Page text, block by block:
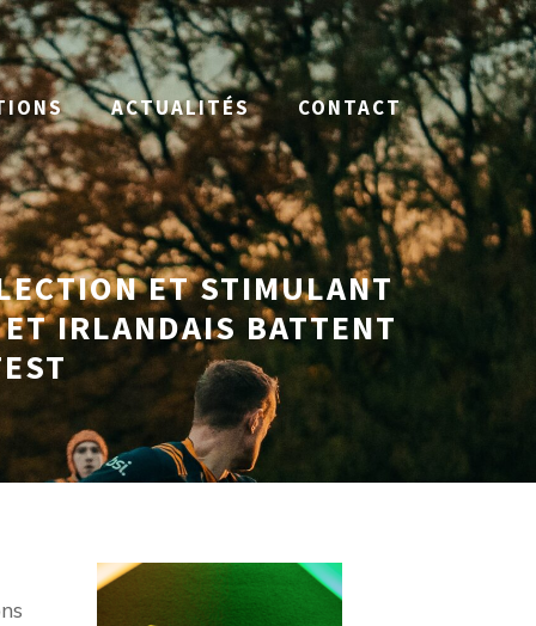
ACTUALITÉS CONTACT
ET STIMULANT
IRLANDAIS BATTENT